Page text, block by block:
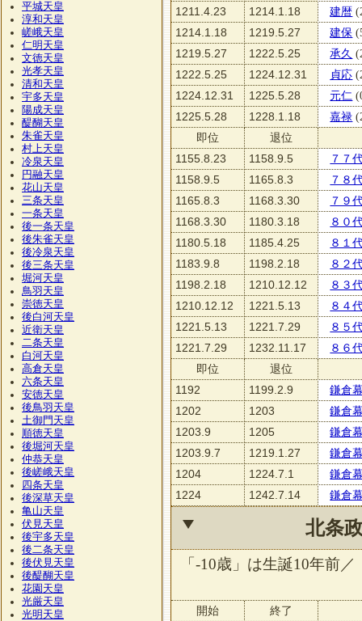
1211.4.23
1214.1.18 建暦
1214.1.18
1219.5.27 建保
1219.5.27
1222.5.25 承久
1222.5.25
1224.12.31 貞応
1224.12.31
1225.5.28 元仁
1225.5.28
1228.1.18 嘉禄
即位
退位
1155.8.23
1158.9.5
７７
1158.9.5
1165.8.3
７８
1165.8.3
1168.3.30
７９
1168.3.30
1180.3.18
８０
1180.5.18
1185.4.25
８１
1183.9.8
1198.2.18
８２
1198.2.18
1210.12.12
８３
1210.12.12
1221.5.13
８４
1221.5.13
1221.7.29
８５
1221.7.29
1232.11.17
８６
即位
退位
1192
1199.2.9
鎌倉
1202
1203
鎌倉
1203.9
1205
鎌倉
1203.9.7
1219.1.27
鎌倉
1204
1224.7.1
鎌倉
1224
1242.7.14 鎌倉
北条
「-10歳」は生誕10年前
開始
終了
平城天皇
淳和天皇
嵯峨天皇
仁明天皇
文徳天皇
光孝天皇
清和天皇
宇多天皇
陽成天皇
醍醐天皇
朱雀天皇
村上天皇
冷泉天皇
円融天皇
花山天皇
三条天皇
一条天皇
後一条天皇
後朱雀天皇
後冷泉天皇
後三条天皇
堀河天皇
鳥羽天皇
崇徳天皇
後白河天皇
近衛天皇
二条天皇
白河天皇
高倉天皇
六条天皇
安徳天皇
後鳥羽天皇
土御門天皇
順徳天皇
後堀河天皇
仲恭天皇
後嵯峨天皇
四条天皇
後深草天皇
亀山天皇
伏見天皇
後宇多天皇
後二条天皇
後伏見天皇
後醍醐天皇
花園天皇
光厳天皇
光明天皇